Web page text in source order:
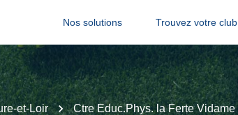
Nos solutions Trouvez votre club
et-Loir Ctre Educ.Phys. la Ferte Vidame